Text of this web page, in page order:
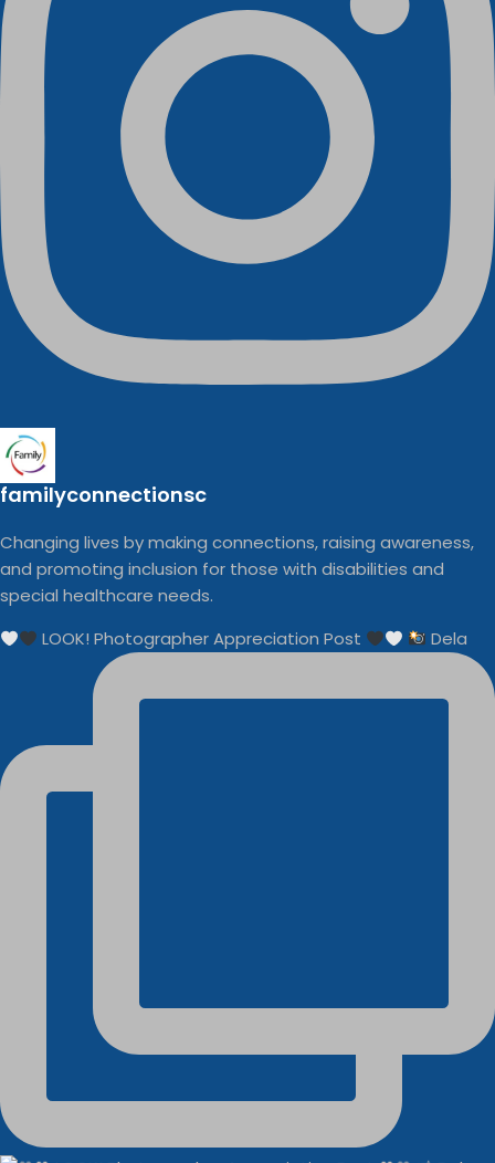
familyconnectionsc
Changing lives by making connections, raising awareness,
and promoting inclusion for those with disabilities and
special healthcare needs.
LOOK! Photographer Appreciation Post
Dela